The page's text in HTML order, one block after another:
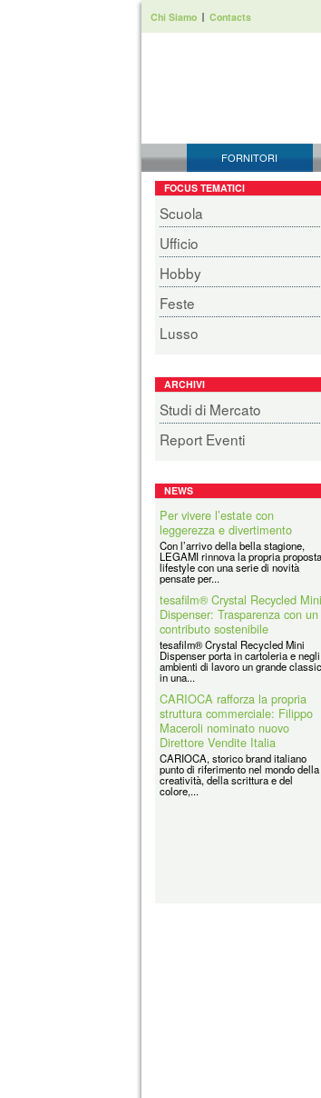
Chi Siamo Contacts
FORNITORI
FOCUS TEMATICI
Scuola
Ufficio
Hobby
Feste
Lusso
ARCHIVI
Studi di Mercato
Report Eventi
NEWS
tesafilm® Crystal Recycled Mini
Dispenser: Trasparenza con un
contributo sostenibile
tesafilm® Crystal Recycled Mini
Dispenser porta in cartoleria e negli
ambienti di lavoro un grande classico
in una...
CARIOCA rafforza la propria
struttura commerciale: Filippo
Maceroli nominato nuovo
Direttore Vendite Italia
CARIOCA, storico brand italiano
punto di riferimento nel mondo della
creatività, della scrittura e del
colore,...
Coolpack
Coolpack Italy Srl è la filiale italiana
di un grande Gruppo avente Sede in
Polonia e presente in tutti i
principali...